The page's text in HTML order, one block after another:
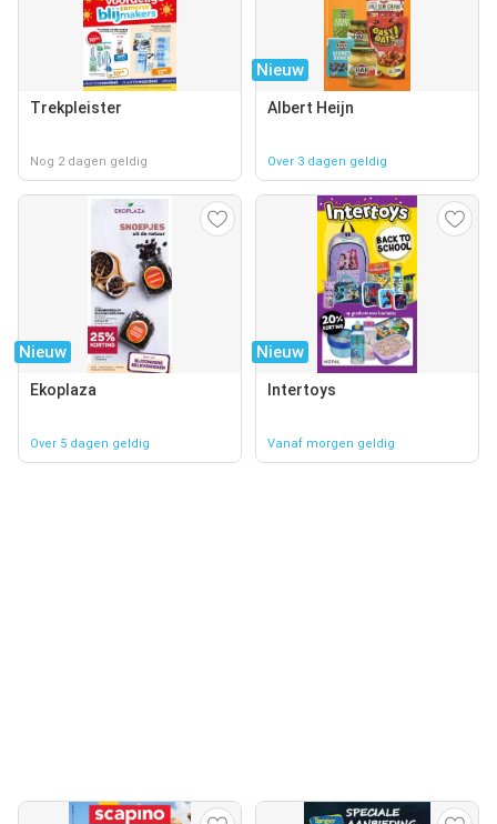
Trekpleister
Nog 2 dagen geldig
Nieuw
Albert Heijn
Over 3 dagen geldig
Nieuw
Ekoplaza
Over 5 dagen geldig
Nieuw
Intertoys
Vanaf morgen geldig